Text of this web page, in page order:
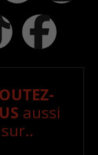
aussi
sur..